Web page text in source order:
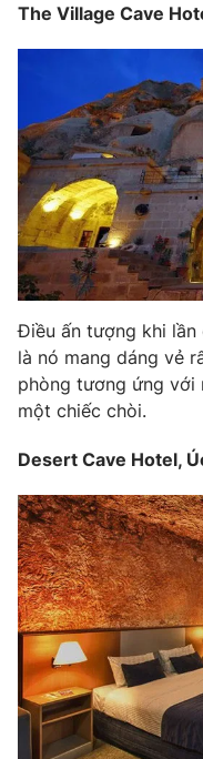
VTV4
VTV9
Liên hệ tòa soạn
THỜI BÁO VTV
Cơ quan chủ quản:Đài
Cơ quan báo chí:Thời
Giấy phép hoạt động
cấp ngày 29/12/2023
Tổng Biên tập:Vũ
Phó Tổng Biên tập:
Nguyễn Trọng Ninh
Tổng đài VTV: 024.38
The Village Cave
Điều ấn tượng khi lần
là nó mang dáng vẻ
phòng tương ứng với
một chiếc chòi.
Desert Cave Hotel,